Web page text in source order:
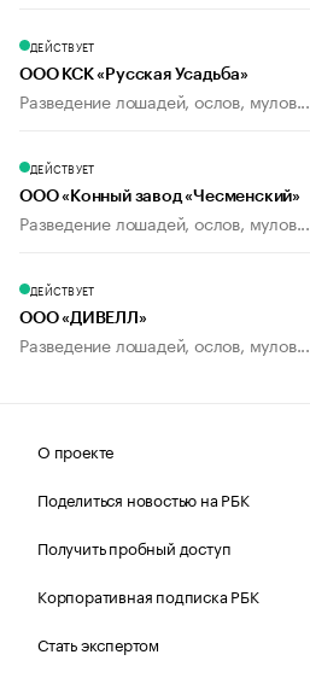
ДЕЙСТВУЕТ
ООО КСК «Русская Усадьба»
Разведение лошадей, ослов, мулов...
ДЕЙСТВУЕТ
ООО «Конный завод «Чесменский»
Разведение лошадей, ослов, мулов...
ДЕЙСТВУЕТ
ООО «ДИВЕЛЛ»
Разведение лошадей, ослов, мулов...
О проекте
Поделиться новостью на РБК
Получить пробный доступ
Корпоративная подписка РБК
Стать экспертом